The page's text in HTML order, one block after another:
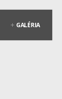
GALÉRIA